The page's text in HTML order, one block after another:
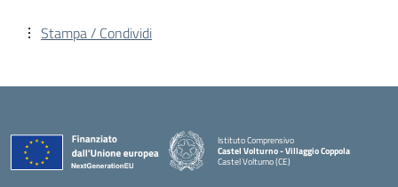
Stampa / Condividi
Istituto Comprensivo
Castel Volturno - Villaggio Coppola
Castel Volturno (CE)